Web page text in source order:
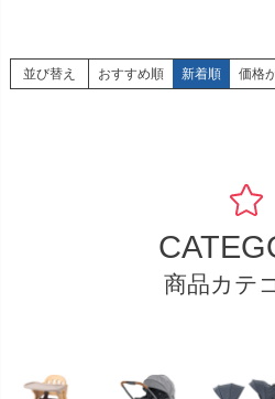
並び替え おすすめ順 新着順 価格
商品カテ